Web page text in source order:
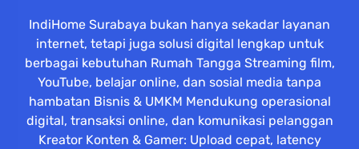
IndiHome Surabaya bukan hanya sekadar layanan
internet, tetapi juga solusi digital lengkap untuk
berbagai kebutuhan Rumah Tangga Streaming film,
YouTube, belajar online, dan sosial media tanpa
hambatan Bisnis & UMKM Mendukung operasional
digital, transaksi online, dan komunikasi pelanggan
Kreator Konten & Gamer: Upload cepat, latency